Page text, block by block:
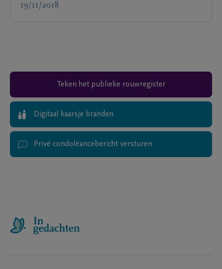
19/11/2018
Teken het publieke rouwregister
Digitaal kaarsje branden
Privé condoléancebericht versturen